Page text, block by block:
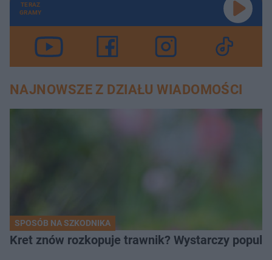
TERAZ
GRAMY
NAJNOWSZE Z DZIAŁU WIADOMOŚCI
SPOSÓB NA SZKODNIKA
Kret znów rozkopuje trawnik? Wystarczy